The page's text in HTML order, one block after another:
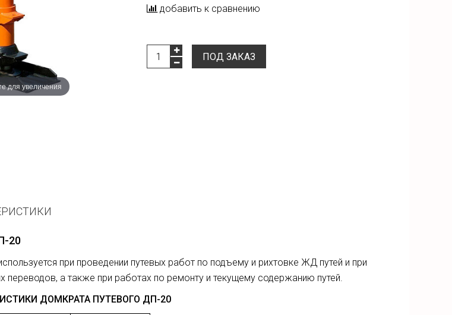
для увеличения
добавить к сравнению
ПОД ЗАКАЗ
20
при проведении путевых работ по подъему и рихтовке ЖД путей и при
переводов, а также при работах по ремонту и текущему содержанию путей.
ДОМКРАТА ПУТЕВОГО ДП-20